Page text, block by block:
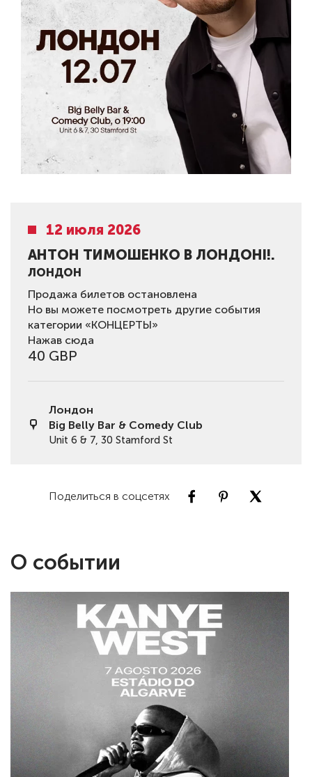
12 июля 2026
АНТОН ТИМОШЕНКО В ЛОНДОНІ!.
ЛОНДОН
Продажа билетов остановлена
Но вы можете посмотреть другие события
категории «КОНЦЕРТЫ»
Нажав сюда
40 GBP
Лондон
Big Belly Bar & Comedy Club
Unit 6 & 7, 30 Stamford St
Поделиться в соцсетях
О событии